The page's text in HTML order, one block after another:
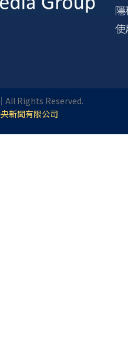
All Rights Reserved.
新聞有限公司